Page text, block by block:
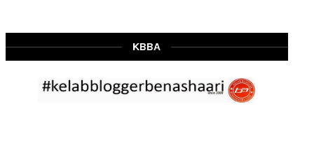
RESIPI BAMIA KAMBING
Assalammualaikum, salam Ahad semua. Dah beberapa hari cuaca
asyik hujan saja di... read more
KBBA